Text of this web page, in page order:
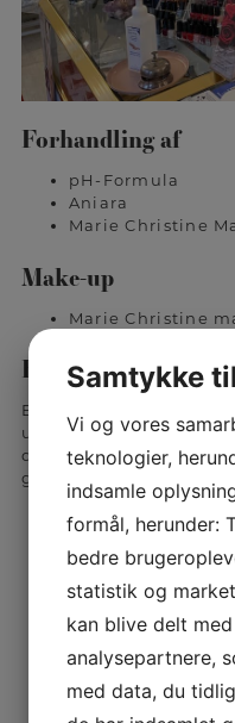
Forhandling af
pH-Formula
Aniara
Marie Christine
Make-up
Marie Christine
Bæredygtighed hos
En af de største
unikke og storslået
denne natur så den
generationer fremover.
Hos Tinas
fokusområde,
blandt andet at
flergangsklude,
sparepærer,
genbrugsmøbler,
vigtigt at de
Hudpleje er af
Formula. PH
Samtykke
Vi og vores
teknologier,
indsamle
formål, herunder:
bedre
statistik og
kan blive delt
analysepartnere,
med data, du